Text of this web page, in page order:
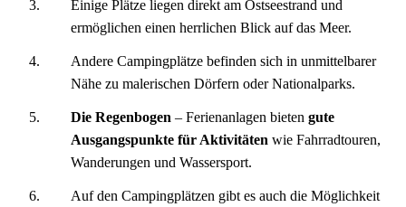
Einige Plätze liegen direkt am Ostseestrand und
ermöglichen einen herrlichen Blick auf das Meer.
Andere Campingplätze befinden sich in unmittelbarer
Nähe zu malerischen Dörfern oder Nationalparks.
Die Regenbogen – Ferienanlagen bieten gute
Ausgangspunkte für Aktivitäten wie Fahrradtouren,
Wanderungen und Wassersport.
Auf den Campingplätzen gibt es auch die Möglichkeit